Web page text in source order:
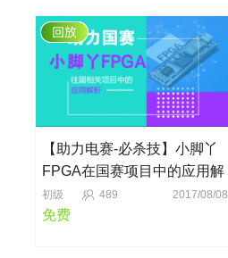
【助力电赛-必杀技】小脚丫
FPGA在国赛项目中的应用解
析
初级 489 2017/08/08
免费